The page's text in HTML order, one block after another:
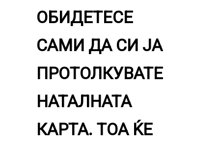
ОБИДЕТЕСЕ
САМИ ДА СИ ЈА
ПРОТОЛКУВАТЕ
НАТАЛНАТА
КАРТА. ТОА ЌЕ